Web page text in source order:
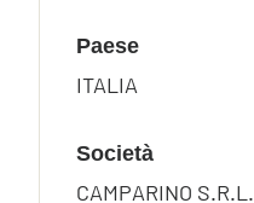
Paese
ITALIA
Società
CAMPARINO S.R.L.